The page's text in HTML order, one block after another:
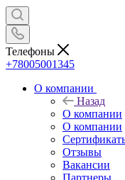
Телефоны
+78005001345
О компании
Назад
О компании
О компании
Отзывы
Вакансии
Партнеры